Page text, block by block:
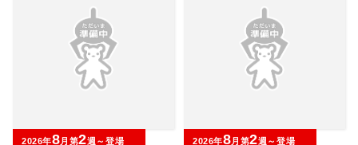
2026年8月第2週～登場 2026年8月第2週～登場